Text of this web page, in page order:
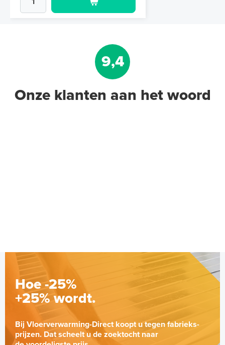
9,4
Onze klanten aan het woord
Hoe -25%
+25% wordt.
Bij Vloerverwarming-Direct koopt u tegen fabrieks-
prijzen. Dat scheelt u de zoektocht naar